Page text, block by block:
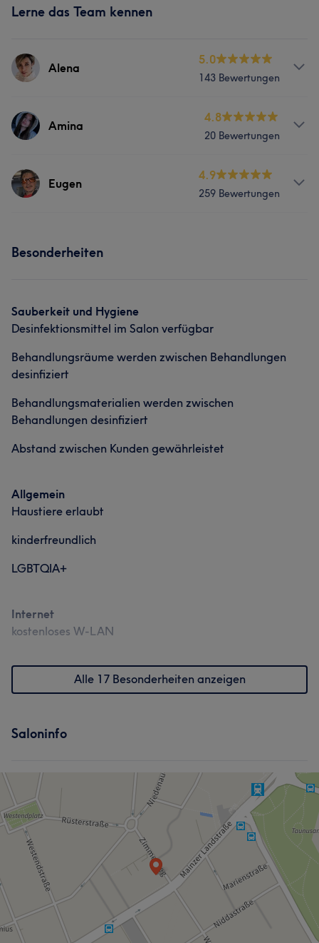
Lerne das Team kennen
Alena
5.0
143 Bewertungen
Services
Portfolio
Was unsere Kunden über Alena sagen
Professionell Talentiert Rücksichtsvoll
Amina
4.8
20 Bewertungen
Services
Eugen
4.9
259 Bewertungen
Portfolio
Besonderheiten
Sauberkeit und Hygiene
Desinfektionsmittel im Salon verfügbar
Behandlungsräume werden zwischen Behandlungen
desinfiziert
Behandlungsmaterialien werden zwischen
Behandlungen desinfiziert
Abstand zwischen Kunden gewährleistet
Allgemein
Haustiere erlaubt
kinderfreundlich
LGBTQIA+
Internet
kostenloses W-LAN
Alle 17 Besonderheiten anzeigen
Saloninfo